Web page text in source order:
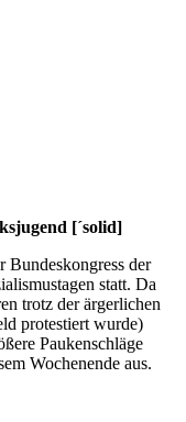
[´solid]
Bundeskongress der
statt. Da
trotz der ärgerlichen
protestiert wurde)
Paukenschläge
Wochenende aus.